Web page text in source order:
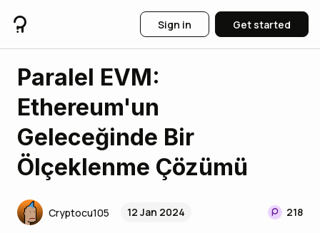
Sign in Get started
Paralel EVM:
Ethereum'un
Geleceğinde Bir
Ölçeklenme Çözümü
Cryptocu105 12 Jan 2024 218